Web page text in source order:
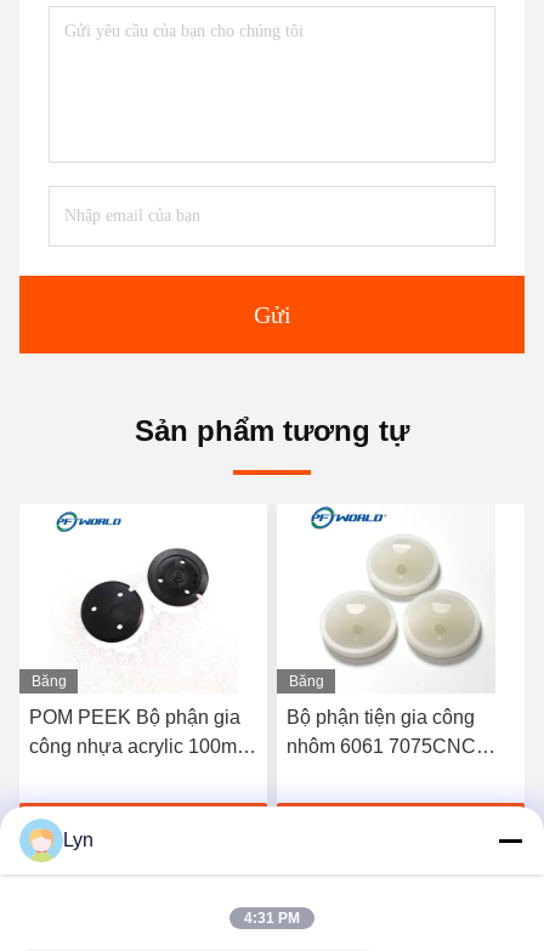
Gửi
Sản phẩm tương tự
Băng
hình
POM PEEK Bộ phận gia
công nhựa acrylic 100mm
Nói Chuyện Ngay
Băng
hình
Bộ phận tiện gia công
nhôm 6061 7075CNC
Lyn
4:31 PM